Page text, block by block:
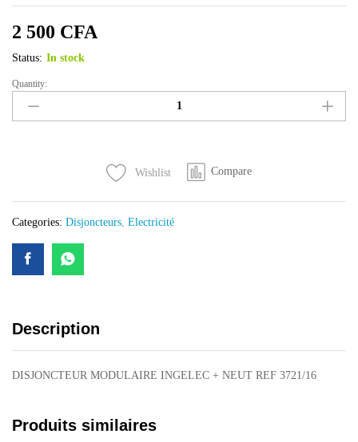
2 500 CFA
Status: In stock
DISJONCTEUR
MODULAIRE
INGELEC
Quantity:
Wishlist Compare
Categories: Disjoncteurs, Electricité
Description
DISJONCTEUR MODULAIRE INGELEC + NEUT REF 3721/16
Produits similaires